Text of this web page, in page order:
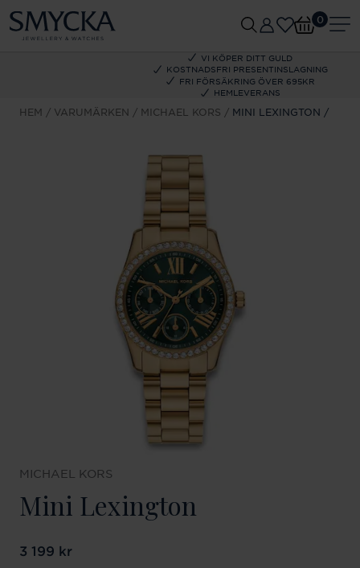
VI KÖPER DITT GULD
KOSTNADSFRI PRESENTINSLAGNING
FRI FÖRSÄKRING ÖVER 695KR
HEMLEVERANS
0
HEM VARUMÄRKEN MICHAEL KORS MINI LEXINGTON
MICHAEL KORS
Mini Lexington
Pris:3 199 kr
3 199 kr